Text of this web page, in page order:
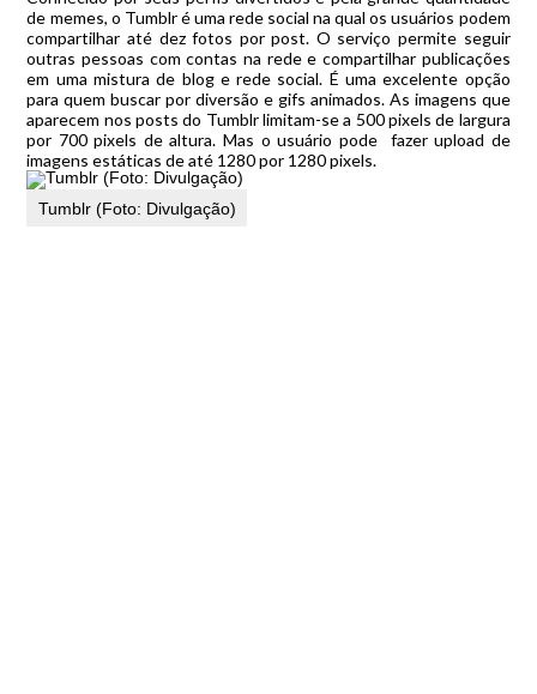
de memes, o Tumblr é uma rede social na qual os usuários podem
compartilhar até dez fotos por post. O serviço permite seguir
outras pessoas com contas na rede e compartilhar publicações
em uma mistura de blog e rede social. É uma excelente opção
para quem buscar por diversão e gifs animados. As imagens que
aparecem nos posts do Tumblr limitam-se a 500 pixels de largura
por 700 pixels de altura. Mas o usuário pode fazer upload de
imagens estáticas de até 1280 por 1280 pixels.
Tumblr (Foto: Divulgação)